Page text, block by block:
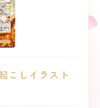
こしイラスト